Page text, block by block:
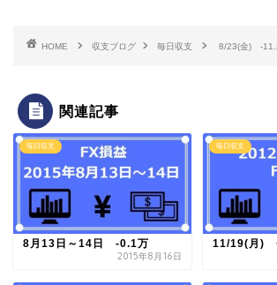
HOME 収支ブログ 毎日収支 8/23(金) -
関連記事
毎日収支
8月13日～14日 -0.1万
2015年8月16日
毎日収支
11/19(月)